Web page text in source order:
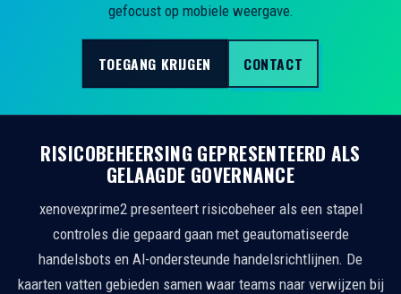
gefocust op mobiele weergave.
TOEGANG KRIJGEN CONTACT
RISICOBEHEERSING GEPRESENTEERD ALS
GELAAGDE GOVERNANCE
xenovexprime2 presenteert risicobeheer als een stapel
controles die gepaard gaan met geautomatiseerde
handelsbots en AI-ondersteunde handelsrichtlijnen. De
kaarten vatten gebieden samen waar teams naar verwijzen bij